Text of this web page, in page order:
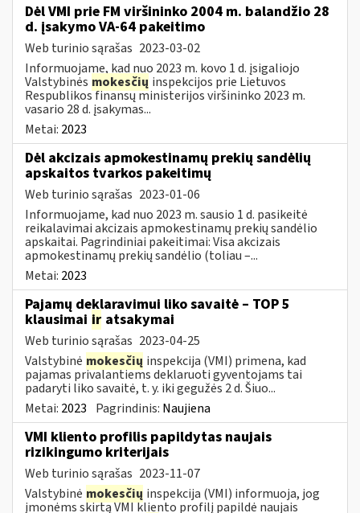
Dėl VMI prie FM viršininko 2004 m. balandžio 28
d. įsakymo VA-64 pakeitimo
Web turinio sąrašas 2023-03-02
Informuojame, kad nuo 2023 m. kovo 1 d. įsigaliojo
Valstybinės mokesčių inspekcijos prie Lietuvos
Respublikos finansų ministerijos viršininko 2023 m.
vasario 28 d. įsakymas...
Metai: 2023
Dėl akcizais apmokestinamų prekių sandėlių
apskaitos tvarkos pakeitimų
Web turinio sąrašas 2023-01-06
Informuojame, kad nuo 2023 m. sausio 1 d. pasikeitė
reikalavimai akcizais apmokestinamų prekių sandėlio
apskaitai. Pagrindiniai pakeitimai: Visa akcizais
apmokestinamų prekių sandėlio (toliau –...
Metai: 2023
Pajamų deklaravimui liko savaitė – TOP 5
klausimai ir atsakymai
Web turinio sąrašas 2023-04-25
Valstybinė mokesčių inspekcija (VMI) primena, kad
pajamas privalantiems deklaruoti gyventojams tai
padaryti liko savaitė, t. y. iki gegužės 2 d. Šiuo...
Metai: 2023 Pagrindinis: Naujiena
VMI kliento profilis papildytas naujais
rizikingumo kriterijais
Web turinio sąrašas 2023-11-07
Valstybinė mokesčių inspekcija (VMI) informuoja, jog
įmonėms skirtą VMI kliento profilį papildė naujais